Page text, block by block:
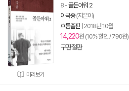
미리보기
8 -골든아워 2
이국종(지은이)
흐름출판| 2018년 10월
14,220원 (10% 할인 / 790원)
구판절판